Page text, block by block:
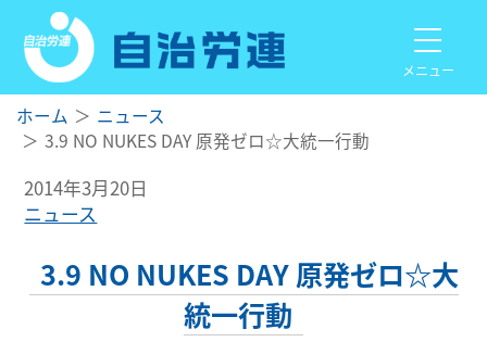
メニュー
ホーム
ニュース
3.9 NO NUKES DAY 原発ゼロ☆大統一行動
2014年3月20日
ニュース
3.9 NO NUKES DAY 原発ゼロ☆大
統一行動